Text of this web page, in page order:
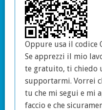
Oppure usa il codice
Se apprezzi il mio
te gratuito, ti chiedo
supportarmi. Vorrei
tu che mi segui e mi
faccio e che